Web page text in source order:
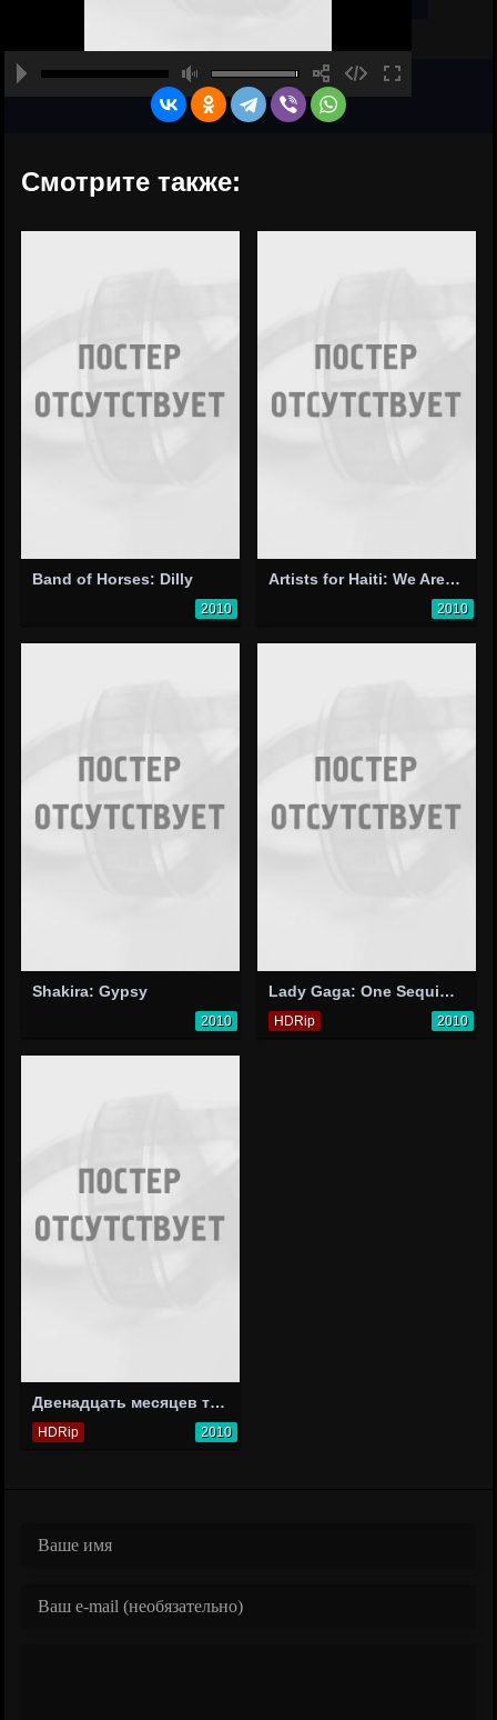
Смотрите также:
Band of Horses: Dilly
2010
Artists for Haiti: We Are the World 25 for Haiti
2010
Shakira: Gypsy
2010
Lady Gaga: One Sequin at a Time
HDRip 2010
Двенадцать месяцев танго
HDRip 2010